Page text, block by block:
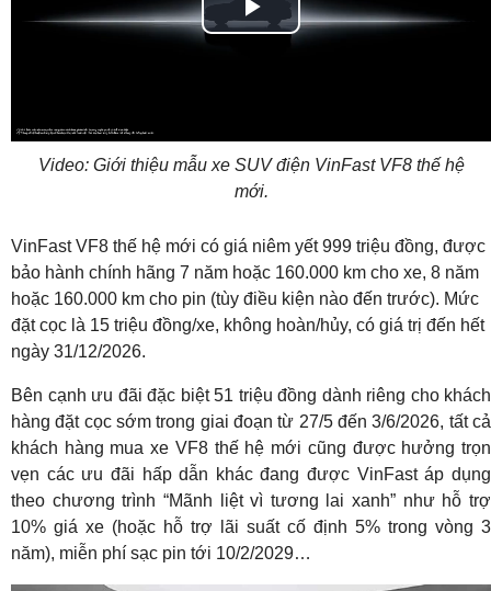
Play
Video: Giới thiệu mẫu xe SUV điện VinFast VF8 thế hệ
mới.
VinFast VF8 thế hệ mới có giá niêm yết 999 triệu đồng, được
bảo hành chính hãng 7 năm hoặc 160.000 km cho xe, 8 năm
hoặc 160.000 km cho pin (tùy điều kiện nào đến trước). Mức
đặt cọc là 15 triệu đồng/xe, không hoàn/hủy, có giá trị đến hết
ngày 31/12/2026.
Bên cạnh ưu đãi đặc biệt 51 triệu đồng dành riêng cho khách
hàng đặt cọc sớm trong giai đoạn từ 27/5 đến 3/6/2026, tất cả
khách hàng mua xe VF8 thế hệ mới cũng được hưởng trọn
vẹn các ưu đãi hấp dẫn khác đang được VinFast áp dụng
theo chương trình “Mãnh liệt vì tương lai xanh” như hỗ trợ
10% giá xe (hoặc hỗ trợ lãi suất cố định 5% trong vòng 3
năm), miễn phí sạc pin tới 10/2/2029…